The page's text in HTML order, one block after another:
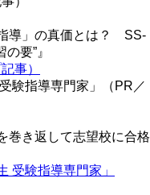
導」の真価とは？ SS-
要”』
験指導専門家」（PR／
巻き返して志望校に合格